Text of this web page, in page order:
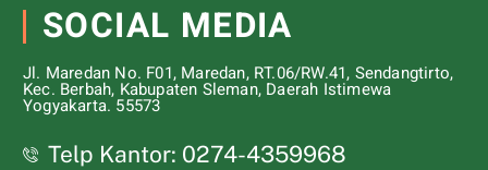
SOCIAL MEDIA
Jl. Maredan No. F01, Maredan, RT.06/RW.41, Sendangtirto,
Kec. Berbah, Kabupaten Sleman, Daerah Istimewa
Yogyakarta. 55573
Telp Kantor: 0274-4359968